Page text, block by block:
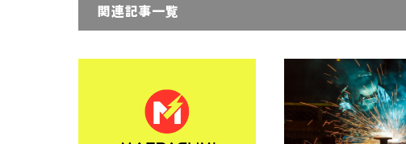
関連記事一覧